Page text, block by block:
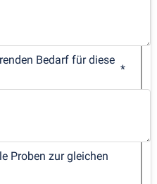
Bedarf für diese
Proben zur gleichen